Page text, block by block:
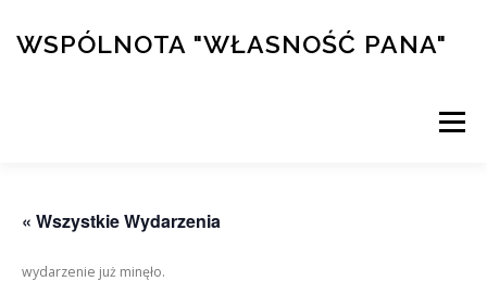
treściWSPÓLNOTA "WŁASNOŚĆ PANA"
Menu
KONFERENCJE
« Wszystkie Wydarzenia
wydarzenie już minęło.